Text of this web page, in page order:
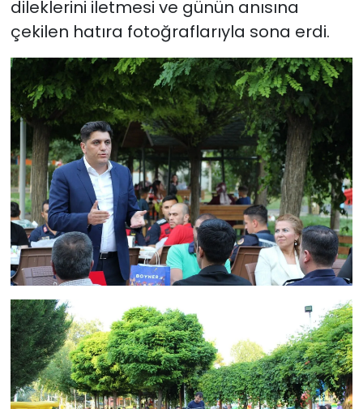
dileklerini iletmesi ve günün anısına
çekilen hatıra fotoğraflarıyla sona erdi.